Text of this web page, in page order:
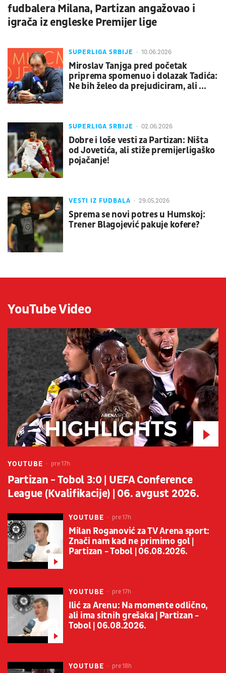
fudbalera Milana, Partizan angažovao i
igrača iz engleske Premijer lige
SUPERLIGA SRBIJE 10.06.2026
Miroslav Tanjga pred početak
priprema spomenuo i dolazak Tadića:
Ne bih želeo da prejudiciram, ali ...
SUPERLIGA SRBIJE 02.06.2026
Dobre i loše vesti za Partizan: Ništa
od Jovetića, ali stiže premijerligaško
pojačanje!
VESTI IZ FUDBALA 29.05.2026
Sprema se novi potres u Humskoj:
Trener Blagojević pakuje kofere?
YouTube Video
YOUTUBE pre 17h
Partizan - Tobol 3:0 | UEFA Conference
League (Kvalifikacije) | 06. avgust 2026.
YOUTUBE pre 17h
Milan Roganović za TV Arena sport:
Znači nam kad ne primimo gol |
Partizan - Tobol | 06.08.2026.
YOUTUBE pre 17h
Ilić za Arenu: Na momente odlično,
ali ima sitnih grešaka | Partizan -
Tobol | 06.08.2026.
YOUTUBE pre 18h